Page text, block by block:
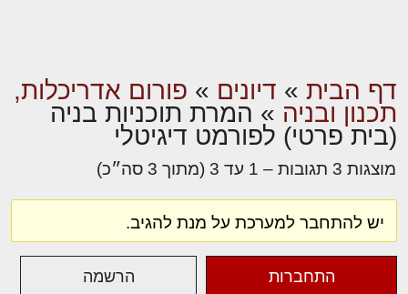
דף הבית » דיונים » פורום אדריכלות,
תכנון ובניה » המרת תוכניות בניה
(בית פרטי) לפורמט דיגיטלי
מוצגות 3 תגובות – 1 עד 3 (מתוך 3 סה״כ)
יש להתחבר למערכת על מנת להגיב.
התחברות הרשמה